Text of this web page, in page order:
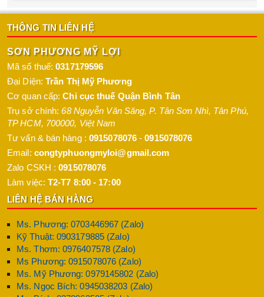
THÔNG TIN LIÊN HỆ
SƠN PHƯƠNG MỸ LỢI
Mã số thuế:0317179596
Đại Diện: Trần Thị Mỹ Phương
Cơ quan cấp:Chi cục thuế Quận Bình Tân
Trụ sở chính:68 Nguyễn Văn Săng, P. Tân Sơn Nhì, Tân Phú,
TP HCM, 700000, Việt Nam
Tư vấn & bán hàng : 0915078076 -0915078076
Email: congtyphuongmyloi@gmail.com
Zalo CSKH :0915078076
Làm việc: T2-T7 8:00 - 17:00
LIÊN HỆ BÁN HÀNG
Ms. Phương: 0703446967 (Zalo)
Kỹ Thuật: 0903179885 (Zalo)
Ms. Thơm: 0976407578 (Zalo)
Ms Phương: 0915078076 (Zalo)
Ms. Mỹ Phương: 0979145802 (Zalo)
Ms. Ngọc Bích: 0945038203 (Zalo)